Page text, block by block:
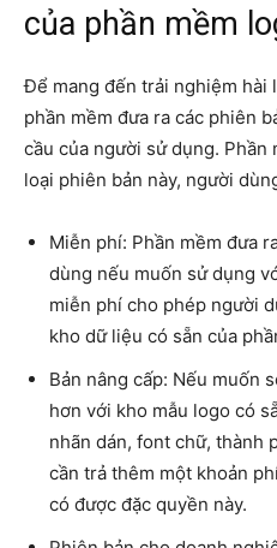
của phần mềm
Để mang đến trải nghiệm hài
phần mềm đưa ra các phiên
cầu của người sử dụng. Phần
loại phiên bản này, người
Miễn phí: Phần mềm đưa
dùng nếu muốn sử dụng
miễn phí cho phép người
kho dữ liệu có sẵn của
Bản nâng cấp: Nếu muốn
hơn với kho mẫu logo có
nhãn dán, font chữ, thành
cần trả thêm một khoản
có được đặc quyền này.